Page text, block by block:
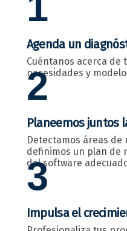
Agenda un
Cuéntanos acerca de
necesidades y
2
Planeemos juntos
Detectamos áreas de
definimos un plan de
del software
3
Impulsa el